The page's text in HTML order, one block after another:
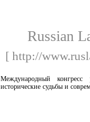
Russian
[ http://
Международный конгресс
исторические судьбы и